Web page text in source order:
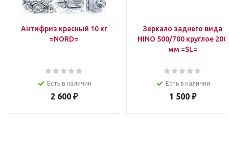
Антифриз красный 10 кг
=NORD=
Есть в наличии
2 600₽
Зеркало заднего вида
HINO 500/700 круглое 200
мм =SL=
Есть в наличии
1 500₽